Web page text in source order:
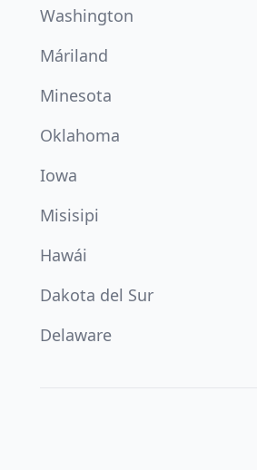
Washington
Máriland
Minesota
Oklahoma
Iowa
Misisipi
Hawái
Dakota del Sur
Delaware